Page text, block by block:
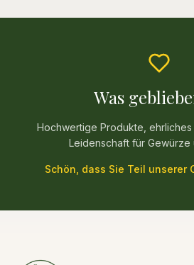
Was
Hochwertige Produkte,
Leidenschaft für Gewürze
Schön, dass Sie Teil unserer